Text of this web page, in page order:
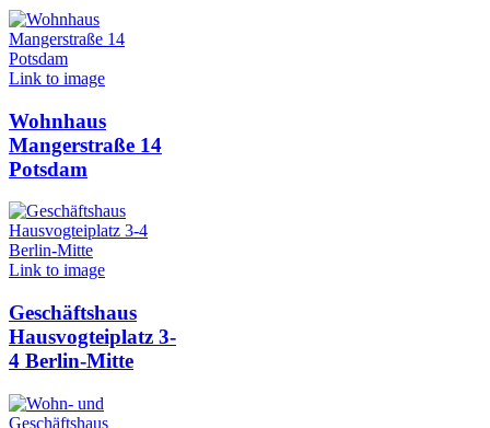
Link to image
Wohnhaus
Mangerstraße 14
Potsdam
Link to image
Geschäftshaus
Hausvogteiplatz 3-
4 Berlin-Mitte